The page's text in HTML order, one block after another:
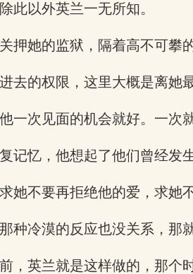
此以外英兰一无所知。
押她的监狱，隔着高不可攀
去的权限，这里大概是离她
一次见面的机会就好。一次
记忆，他想起了他们曾经发
她不要再拒绝他的爱，求她
种冷漠的反应也没关系，那
，英兰就是这样做的，那个